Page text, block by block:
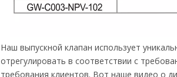
Наш выпускной клапан использует
отрегулировать в соответствии с
требования клиентов. Вот наше видео о